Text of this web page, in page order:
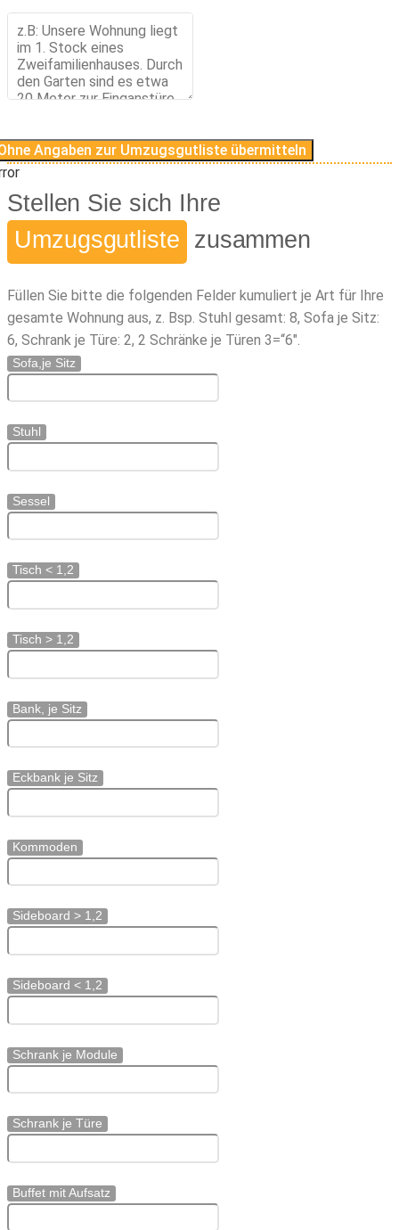
Angaben zur Umzugsgutliste übermitteln
Stellen Sie sich Ihre
Umzugsgutliste zusammen
Füllen Sie bitte die folgenden Felder kumuliert je Art für Ihre
gesamte Wohnung aus, z. Bsp. Stuhl gesamt: 8, Sofa je Sitz:
6, Schrank je Türe: 2, 2 Schränke je Türen 3=“6″.
Sofa,je Sitz
Stuhl
Sessel
Tisch < 1,2
Tisch > 1,2
Bank, je Sitz
Eckbank je Sitz
Kommoden
Sideboard > 1,2
Sideboard < 1,2
Schrank je Module
Schrank je Türe
Buffet mit Aufsatz